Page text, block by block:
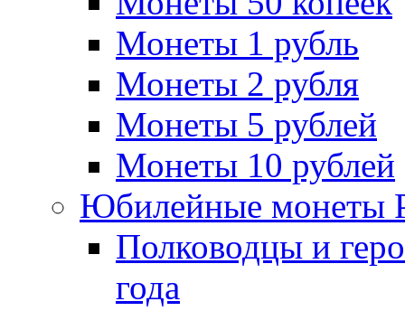
Монеты 1 рубль
Монеты 2 рубля
Монеты 5 рублей
Монеты 10 рублей
Юбилейные монеты
Полководцы и
года